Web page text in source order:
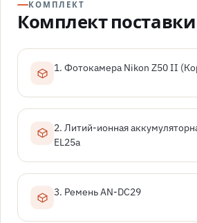
КОМПЛЕКТ
Комплект поставки
1. Фотокамера Nikon Z50 II
2. Литий-ионная
EL25a
3. Ремень AN-DC29